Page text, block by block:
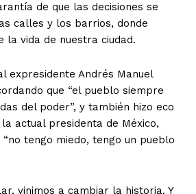
de que las decisiones se
calles y los barrios, donde
la vida de nuestra ciudad.
expresidente Andrés Manuel
que “el pueblo siempre
del poder”, y también hizo eco
actual presidenta de México,
“no tengo miedo, tengo un pueblo
vinimos a cambiar la historia. Y